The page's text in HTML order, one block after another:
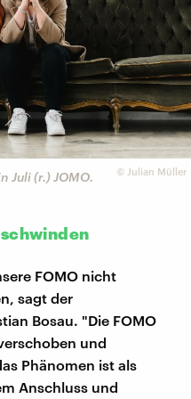
© Julian Müller
Juli (r.) JOMO.
FOMO nicht
sagt der
Bosau. "Die FOMO
und
Phänomen ist als
Anschluss und